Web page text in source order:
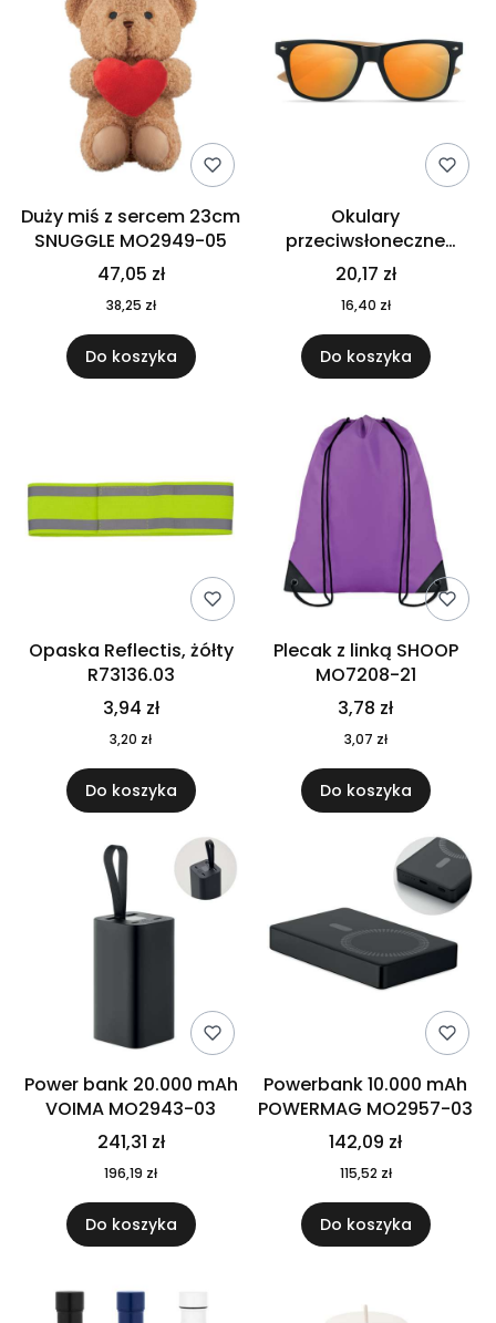
Duży miś z sercem 23cm
SNUGGLE MO2949-05
47,05 zł
38,25 zł
Do koszyka
Okulary
przeciwsłoneczne
CALIFORNIA TOUCH
MO9617-10
20,17 zł
16,40 zł
Do koszyka
Opaska Reflectis, żółty
R73136.03
3,94 zł
3,20 zł
Do koszyka
Plecak z linką SHOOP
MO7208-21
3,78 zł
3,07 zł
Do koszyka
Power bank 20.000 mAh
VOIMA MO2943-03
241,31 zł
196,19 zł
Do koszyka
Powerbank 10.000 mAh
POWERMAG MO2957-03
142,09 zł
115,52 zł
Do koszyka